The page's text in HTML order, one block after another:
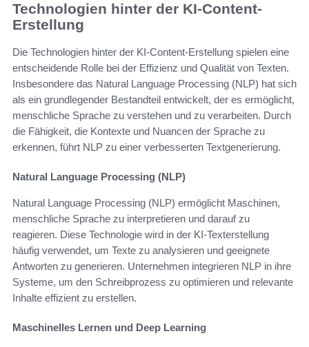
Technologien hinter der KI-Content-
Erstellung
Die Technologien hinter der KI-Content-Erstellung spielen eine
entscheidende Rolle bei der Effizienz und Qualität von Texten.
Insbesondere das Natural Language Processing (NLP) hat sich
als ein grundlegender Bestandteil entwickelt, der es ermöglicht,
menschliche Sprache zu verstehen und zu verarbeiten. Durch
die Fähigkeit, die Kontexte und Nuancen der Sprache zu
erkennen, führt NLP zu einer verbesserten Textgenerierung.
Natural Language Processing (NLP)
Natural Language Processing (NLP) ermöglicht Maschinen,
menschliche Sprache zu interpretieren und darauf zu
reagieren. Diese Technologie wird in der KI-Texterstellung
häufig verwendet, um Texte zu analysieren und geeignete
Antworten zu generieren. Unternehmen integrieren NLP in ihre
Systeme, um den Schreibprozess zu optimieren und relevante
Inhalte effizient zu erstellen.
Maschinelles Lernen und Deep Learning